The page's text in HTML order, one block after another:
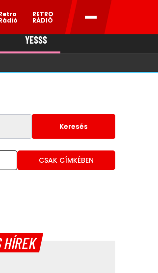
RETRO
RÁDIÓ
YESSS
Keresés
CSAK CÍMKÉBEN
HÍREK